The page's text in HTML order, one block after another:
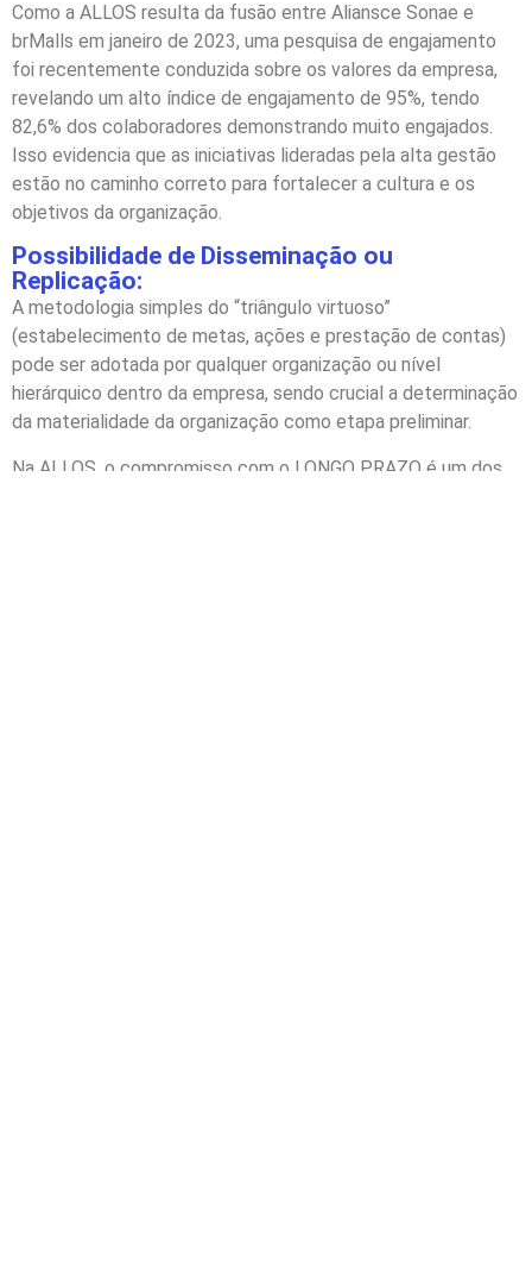
Como a ALLOS resulta da fusão entre Aliansce Sonae e
brMalls em janeiro de 2023, uma pesquisa de engajamento
foi recentemente conduzida sobre os valores da empresa,
revelando um alto índice de engajamento de 95%, tendo
82,6% dos colaboradores demonstrando muito engajados.
Isso evidencia que as iniciativas lideradas pela alta gestão
estão no caminho correto para fortalecer a cultura e os
objetivos da organização.
Possibilidade de Disseminação ou
Replicação:
A metodologia simples do “triângulo virtuoso”
(estabelecimento de metas, ações e prestação de contas)
pode ser adotada por qualquer organização ou nível
hierárquico dentro da empresa, sendo crucial a determinação
da materialidade da organização como etapa preliminar.
Na ALLOS, o compromisso com o LONGO PRAZO é um dos